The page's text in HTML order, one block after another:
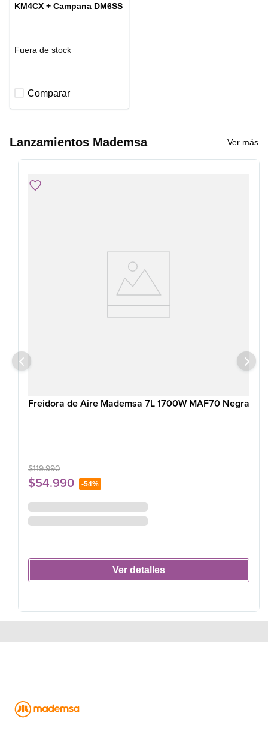
KM4CX + Campana DM6SS
Fuera de stock
Comparar
Lanzamientos Mademsa Ver más
Freidora de Aire Mademsa 7L 1700W MAF70 Negra
$119.990
$54.990 -54%
Ver detalles